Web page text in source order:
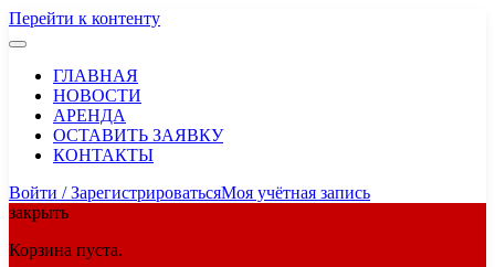
Перейти к контенту
ГЛАВНАЯ
НОВОСТИ
АРЕНДА
ОСТАВИТЬ ЗАЯВКУ
КОНТАКТЫ
Войти / ЗарегистрироватьсяМоя учётная запись
закрыть
Корзина пуста.